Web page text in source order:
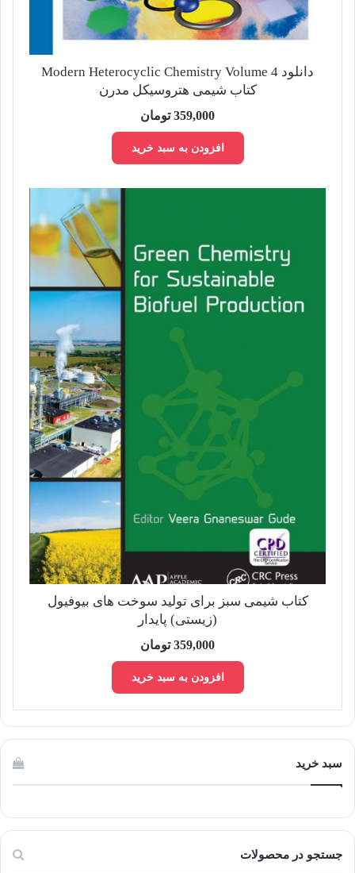
دانلود Modern Heterocyclic Chemistry Volume 4
کتاب شیمی هتروسیکل مدرن
359,000 تومان
افزودن به سبد خرید
کتاب شیمی سبز برای تولید سوخت های بیوفیول
(زیستی) پایدار
359,000 تومان
افزودن به سبد خرید
سبد خرید
جستجو در محصولات